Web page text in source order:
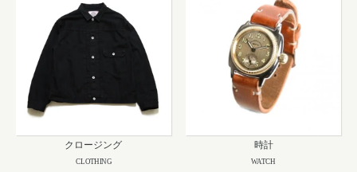
クロージング
CLOTHING
時計
WATCH